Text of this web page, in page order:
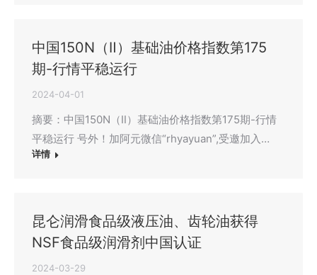
中国150N（Ⅱ）基础油价格指数第175
期-行情平稳运行
2024-04-01
摘要：中国150N（Ⅱ）基础油价格指数第175期-行情
平稳运行 号外！加阿元微信“rhyayuan”,受邀加入…
详情
昆仑润滑食品级液压油、齿轮油获得
NSF食品级润滑剂中国认证
2024-03-29